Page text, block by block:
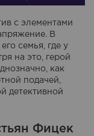
с элементами
В
семья, где у
на это, герой
как
подачей,
детективной
Фицек